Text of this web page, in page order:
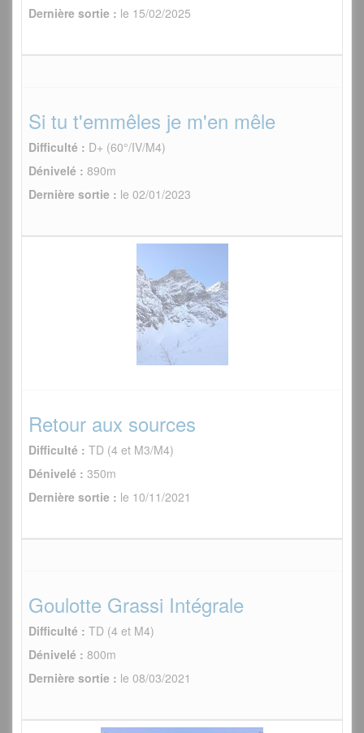
Dernière sortie : le 15/02/2025
Si tu t'emmêles je m'en mêle
Difficulté : D+ (60°/IV/M4)
Dénivelé : 890m
Dernière sortie : le 02/01/2023
Retour aux sources
Difficulté : TD (4 et M3/M4)
Dénivelé : 350m
Dernière sortie : le 10/11/2021
Goulotte Grassi Intégrale
Difficulté : TD (4 et M4)
Dénivelé : 800m
Dernière sortie : le 08/03/2021